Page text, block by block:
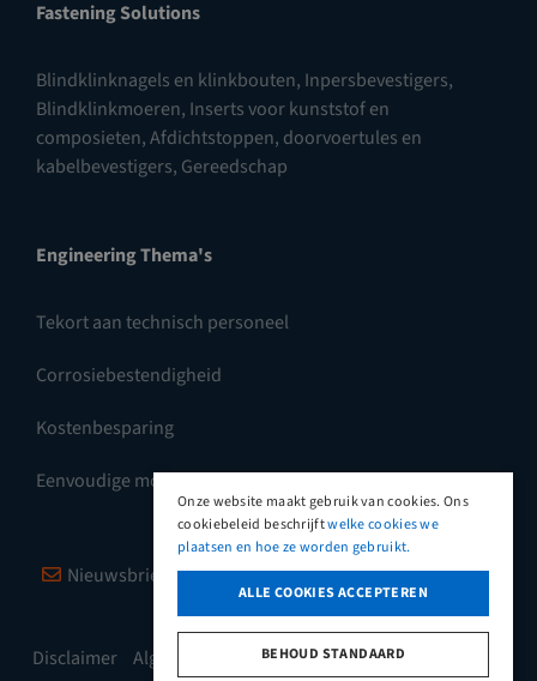
Fastening Solutions
Blindklinknagels en klinkbouten, Inpersbevestigers,
Blindklinkmoeren, Inserts voor kunststof en
composieten,Afdichtstoppen, doorvoertules en
kabelbevestigers, Gereedschap
Engineering Thema's
Tekort aan technisch personeel
Corrosiebestendigheid
Kostenbesparing
Eenvoudige montage
Disclaimer Algemene leveringsvoorwaarden
Nieuwsbrief Vimeo LinkedIn
Onze website maakt gebruik van cookies. Ons
cookiebeleid beschrijftwelke cookies we
plaatsen en hoe ze worden gebruikt.
ALLE COOKIES ACCEPTEREN
BEHOUD STANDAARD